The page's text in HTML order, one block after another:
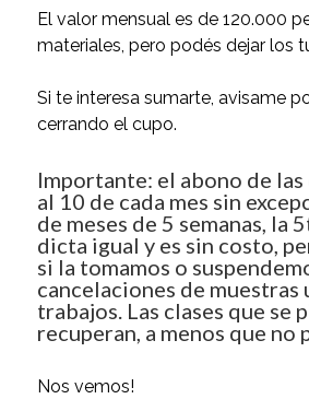
El valor mensual es de 120.000
materiales, pero podés dejar los
Si te interesa sumarte, avisame
cerrando el cupo.
Importante: el abono de las
al 10 de cada mes sin
de meses de 5 semanas, la
dicta igual y es sin costo,
si la tomamos o
cancelaciones de muestras
trabajos. Las clases que se
recuperan, a menos que no
Nos vemos!